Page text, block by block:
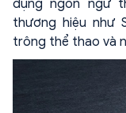
dụng ngôn ngữ
thương hiệu như
trông thể thao và